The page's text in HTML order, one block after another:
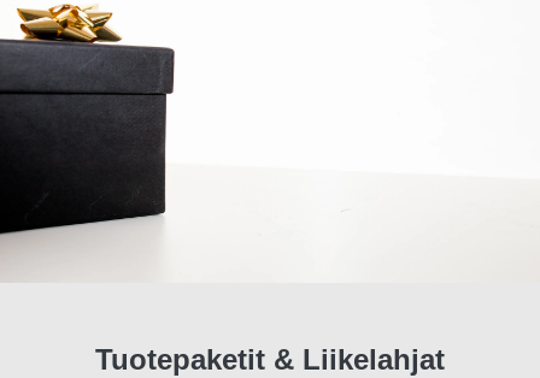
Tuotepaketit & Liikelahjat